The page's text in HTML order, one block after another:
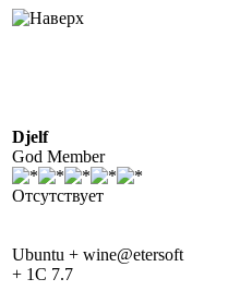
Djelf
God Member
Отсутствует
Ubuntu + wine@etersoft
+ 1C 7.7